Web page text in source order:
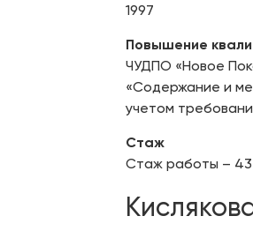
1997
Повышение
ЧУДПО «Новое
«Содержание и
учетом
Стаж
Стаж работы – 43